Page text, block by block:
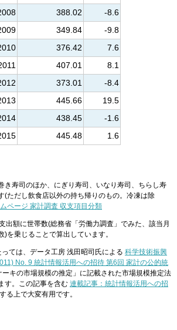
388.02
-8.6
349.84
-9.8
376.42
7.6
407.01
8.1
373.01
-8.4
445.66
19.5
438.45
-1.6
445.48 1.6
き寿司のほか、にぎり寿司、いなり寿司、ちらし寿
(ただし飲食店以外の持ち帰りのもの。冷凍は除
ページ 家計調査 収支項目分類
出額に世帯数(総務省「労働力調査」でみた、該当月
)を乗じることで算出しています。
ては、データ工房 浅田昭司氏による 科学技術振興
No. 9 統計情報活用への招待 第6回 家計の公的統
キの市場規模の推定」に記載された市場規模推定法
す。この記事を含む 連載記事：統計情報活用への招
る上で大変有用です。